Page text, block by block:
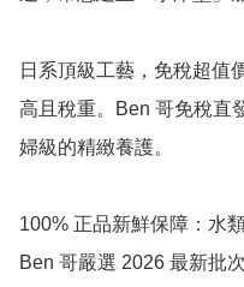
日系頂級工藝，免稅超值
高且稅重。Ben 哥免稅直
婦級的精緻養護。
100% 正品新鮮保障：水
Ben 哥嚴選 2026 最新批